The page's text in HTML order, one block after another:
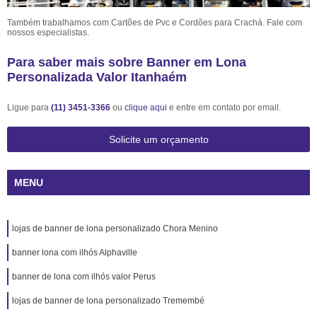
Também trabalhamos com Cartões de Pvc e Cordões para Crachá. Fale com
nossos especialistas.
Para saber mais sobre Banner em Lona
Personalizada Valor Itanhaém
Ligue para (11) 3451-3366 ou clique aqui e entre em contato por email.
Solicite um orçamento
MENU
lojas de banner de lona personalizado Chora Menino
banner lona com ilhós Alphaville
banner de lona com ilhós valor Perus
lojas de banner de lona personalizado Tremembé